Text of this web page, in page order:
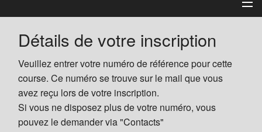
Inscription
Préinscrits
Informations
Détails de votre inscription
Veuillez entrer votre numéro de référence pour cette
course. Ce numéro se trouve sur le mail que vous
avez reçu lors de votre inscription.
Si vous ne disposez plus de votre numéro, vous
pouvez le demander via "Contacts"